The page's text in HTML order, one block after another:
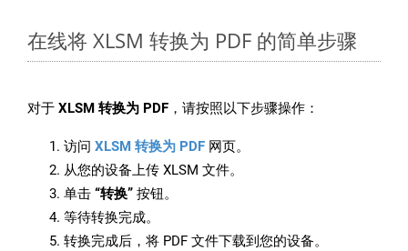
在线将 XLSM 转换为 PDF 的简单步骤
对于 XLSM 转换为 PDF ，请按照以下步骤操作：
访问 XLSM 转换为 PDF 网页。
从您的设备上传 XLSM 文件。
单击 “转换” 按钮。
等待转换完成。
转换完成后，将 PDF 文件下载到您的设备。